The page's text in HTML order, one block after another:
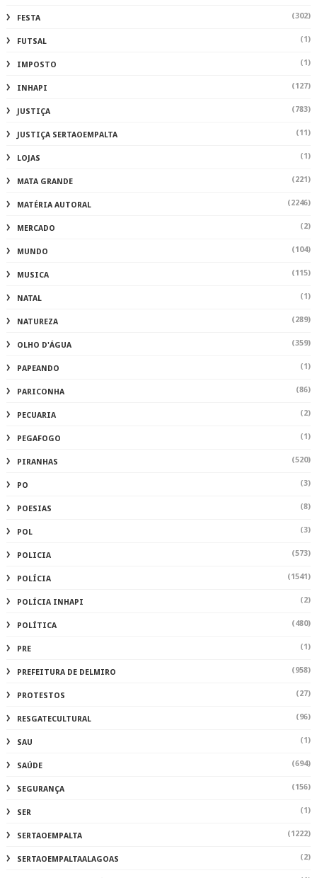
FESTA (302)
FUTSAL (1)
IMPOSTO (1)
INHAPI (127)
JUSTIÇA (783)
JUSTIÇA SERTAOEMPALTA (11)
LOJAS (1)
MATA GRANDE (221)
MATÉRIA AUTORAL (2246)
MERCADO (2)
MUNDO (104)
MUSICA (115)
NATAL (1)
NATUREZA (289)
OLHO D'ÁGUA (359)
PAPEANDO (1)
PARICONHA (86)
PECUARIA (2)
PEGAFOGO (1)
PIRANHAS (520)
PO (3)
POESIAS (8)
POL (3)
POLICIA (573)
POLÍCIA (1541)
POLÍCIA INHAPI (2)
POLÍTICA (480)
PRE (1)
PREFEITURA DE DELMIRO (958)
PROTESTOS (27)
RESGATECULTURAL (96)
SAU (1)
SAÚDE (694)
SEGURANÇA (156)
SER (1)
SERTAOEMPALTA (1222)
SERTAOEMPALTAALAGOAS (2)